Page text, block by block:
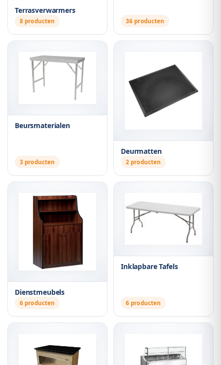
Terrasverwarmers
8 producten 36 producten
Beursmaterialen
3 producten
Deurmatten
2 producten
Dienstmeubels
6 producten
Inklapbare Tafels
6 producten